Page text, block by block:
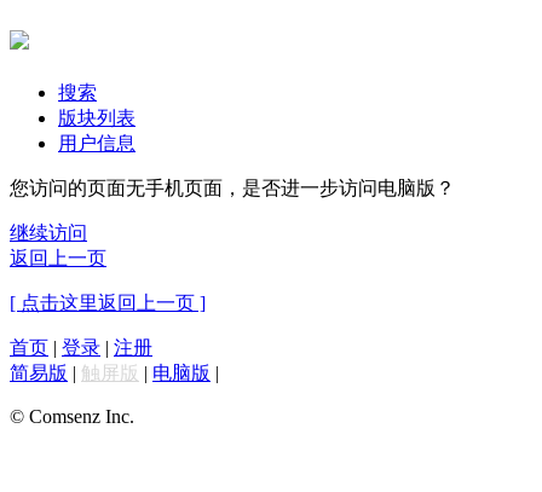
搜索
版块列表
用户信息
您访问的页面无手机页面，是否进一步访问电脑版？
继续访问
返回上一页
[ 点击这里返回上一页 ]
首页 | 登录 | 注册
简易版 | 触屏版 | 电脑版 |
© Comsenz Inc.